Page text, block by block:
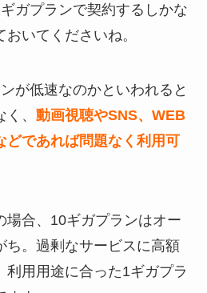
ガプランで契約するしかな
いてくださいね。
が低速なのかといわれると
、 動画視聴やSNS、WEB
どであれば問題なく利用可
場合、10ギガプランはオー
ち。過剰なサービスに高額
利用用途に合った1ギガプラ